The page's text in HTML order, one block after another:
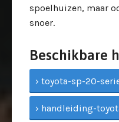
spoelhuizen, maar
snoer.
Beschikbare
› toyota-sp-20-
› handleiding-